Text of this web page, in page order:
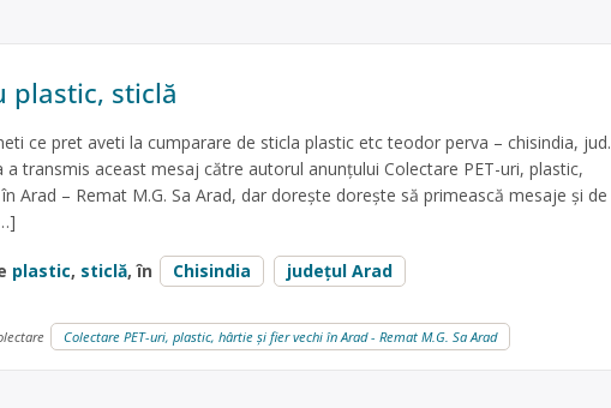
plastic, sticlă
ce pret aveti la cumparare de sticla plastic etc teodor perva – chisindia, jud.
a transmis aceast mesaj către autorul anunțului Colectare PET-uri, plastic,
Arad – Remat M.G. Sa Arad, dar dorește dorește să primească mesaje și de
plastic, sticlă, în Chisindia județul Arad
Colectare PET-uri, plastic, hârtie și fier vechi în Arad - Remat M.G. Sa Arad